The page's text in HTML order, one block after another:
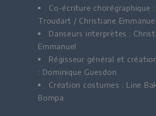
Co-écriture chorégraphique
Troudart / Christiane Emmanuel
Danseurs interprètes :
Emmanuel
Régisseur général et
: Dominique Guesdon
Création costumes : Line
Bompa